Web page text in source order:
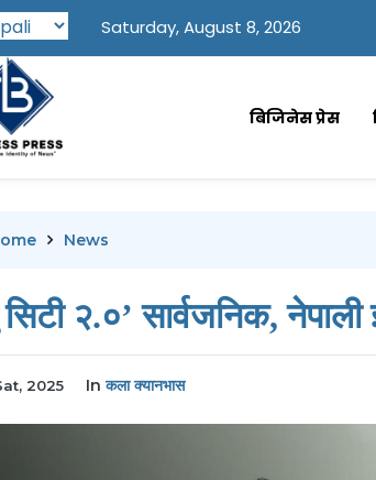
Saturday, August 8, 2026
बिजिनेस प्रेस
News
सिटी २.०’ सार्वजनिक,
2025 Inकला क्यानभास